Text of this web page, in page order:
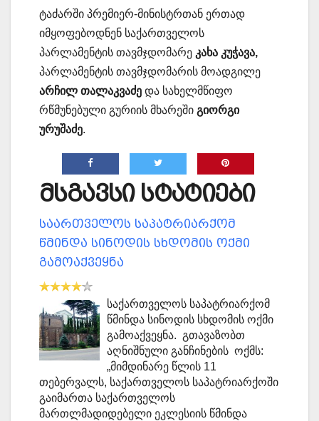
ტაძარში პრემიერ-მინისტრთან ერთად
იმყოფებოდნენ საქართველოს
პარლამენტის თავმჯდომარე კახა კუჭავა,
პარლამენტის თავმჯდომარის მოადგილე
არჩილ თალაკვაძე და სახელმწიფო
რწმუნებული გურიის მხარეში გიორგი
ურუშაძე.
მსგავსი სტატიები
საართველოს საპატრიარქომ
წმინდა სინოდის სხდომის ოქმი
გამოაქვეყნა
საქართველოს საპატრიარქომ
წმინდა სინოდის სხდომის ოქმი
გამოაქვეყნა. გთავაზობთ
აღნიშნული განჩინების ოქმს:
„მიმდინარე წლის 11
თებერვალს, საქართველოს საპატრიარქოში
გაიმართა საქართველოს
მართლმადიდებელი ეკლესიის წმინდა